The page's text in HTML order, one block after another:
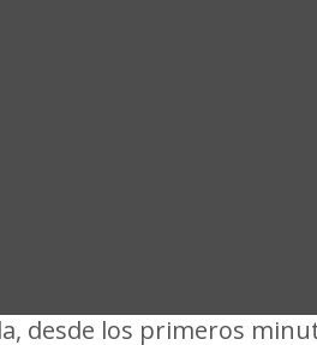
desde los primeros